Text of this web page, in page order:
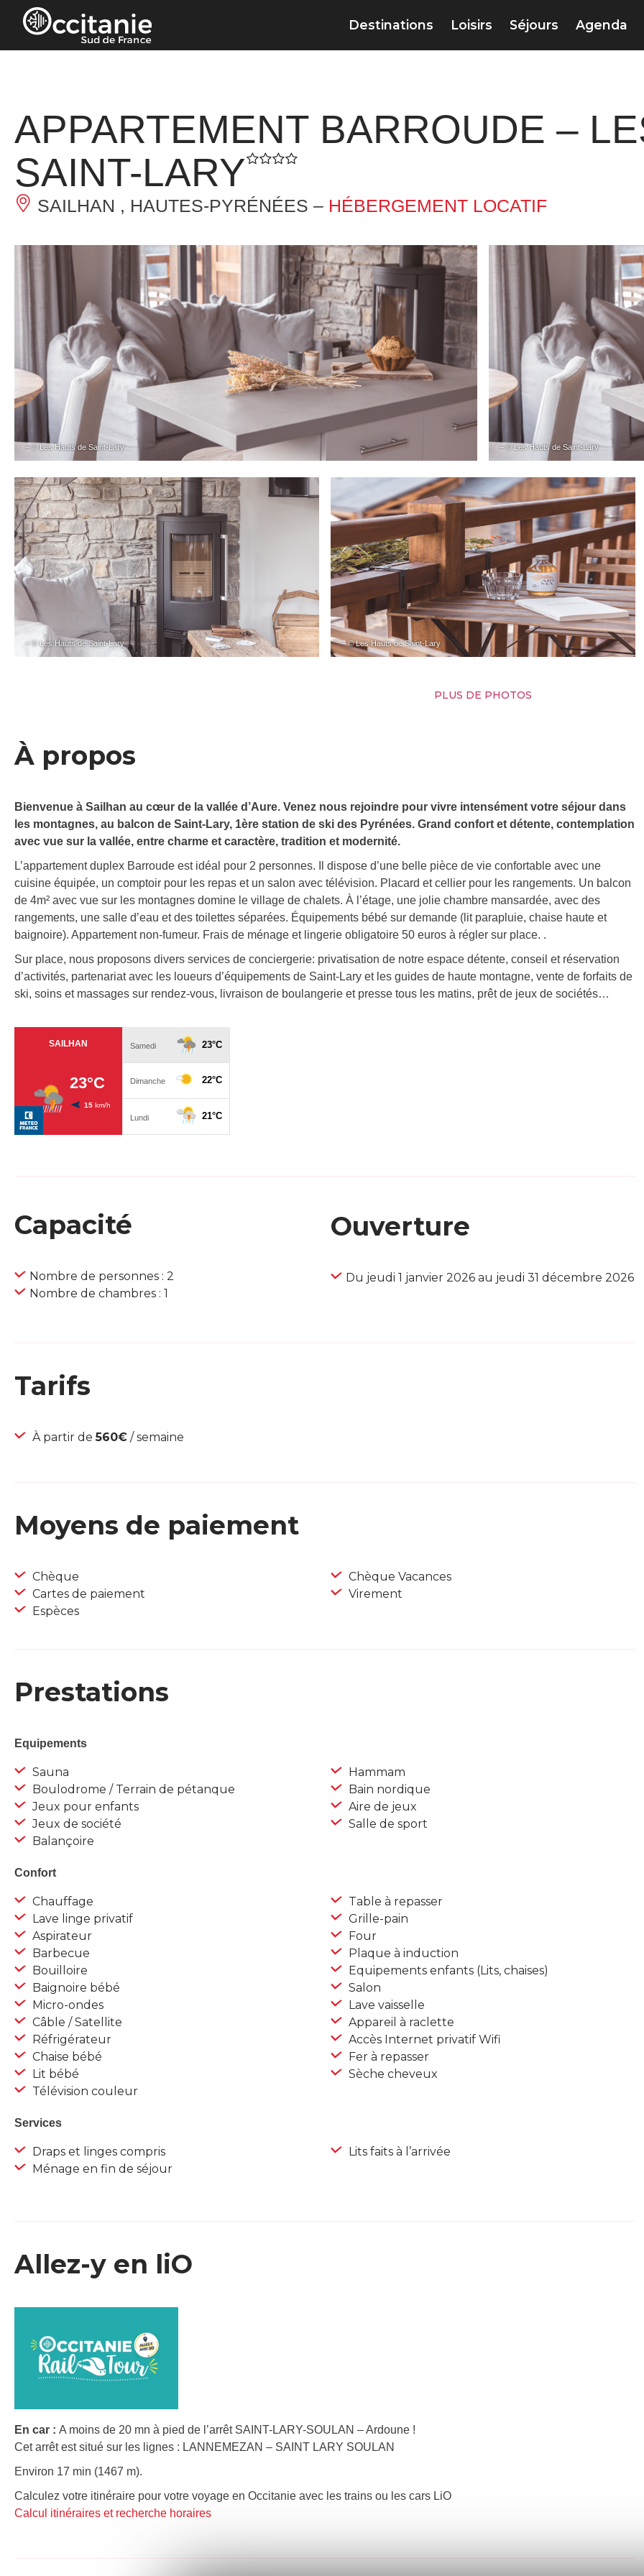
Panneau de gestion des cookies
Destinations Loisirs Séjours Agenda
APPARTEMENT BARROUDE –
SAINT-LARY
SAILHAN , HAUTES-PYRÉNÉES – HÉBERGEMENT LOCATIF
– © Les Hauts de Saint-Lary – © Les Hauts de Saint-Lary
– © Les Hauts de Saint-Lary – © Les Hauts de Saint-Lary
PLUS DE PHOTOS
À propos
Bienvenue à Sailhan au cœur de la vallée d’Aure. Venez nous rejoindre pour vivre intensément votre séjour dans
les montagnes, au balcon de Saint-Lary, 1ère station de ski des Pyrénées. Grand confort et détente, contemplation
avec vue sur la vallée, entre charme et caractère, tradition et modernité.
L’appartement duplex Barroude est idéal pour 2 personnes. Il dispose d’une belle pièce de vie confortable avec une
cuisine équipée, un comptoir pour les repas et un salon avec télévision. Placard et cellier pour les rangements. Un balcon
de 4m² avec vue sur les montagnes domine le village de chalets. À l’étage, une jolie chambre mansardée, avec des
rangements, une salle d’eau et des toilettes séparées. Équipements bébé sur demande (lit parapluie, chaise haute et
baignoire). Appartement non-fumeur. Frais de ménage et lingerie obligatoire 50 euros à régler sur place. .
Sur place, nous proposons divers services de conciergerie: privatisation de notre espace détente, conseil et réservation
d’activités, partenariat avec les loueurs d’équipements de Saint-Lary et les guides de haute montagne, vente de forfaits de
ski, soins et massages sur rendez-vous, livraison de boulangerie et presse tous les matins, prêt de jeux de sociétés…
Capacité
Nombre de personnes : 2
Nombre de chambres : 1
Ouverture
Du jeudi 1 janvier 2026 au jeudi 31 décembre 2026
Tarifs
À partir de560€ / semaine
Moyens de paiement
Chèque
Cartes de paiement
Espèces
Chèque Vacances
Virement
Prestations
Equipements
Sauna
Boulodrome / Terrain de pétanque
Jeux pour enfants
Jeux de société
Balançoire
Hammam
Bain nordique
Aire de jeux
Salle de sport
Confort
Chauffage
Lave linge privatif
Aspirateur
Barbecue
Bouilloire
Baignoire bébé
Micro-ondes
Câble / Satellite
Réfrigérateur
Chaise bébé
Lit bébé
Télévision couleur
Table à repasser
Grille-pain
Four
Plaque à induction
Equipements enfants (Lits, chaises)
Salon
Lave vaisselle
Appareil à raclette
Accès Internet privatif Wifi
Fer à repasser
Sèche cheveux
Services
Draps et linges compris
Ménage en fin de séjour
Lits faits à l’arrivée
Allez-y en liO
En car : A moins de 20 mn à pied de l’arrêt SAINT-LARY-SOULAN – Ardoune !
Cet arrêt est situé sur les lignes : LANNEMEZAN – SAINT LARY SOULAN
Environ 17 min (1467 m).
Calculez votre itinéraire pour votre voyage en Occitanie avec les trains ou les cars LiO
Calcul itinéraires et recherche horaires